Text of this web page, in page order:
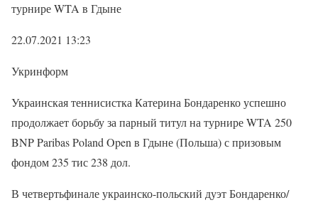
турнире WTA в Гдыне
22.07.2021 13:23
Укринформ
Украинская теннисистка Катерина Бондаренко успешно
продолжает борьбу за парный титул на турнире WTA 250
BNP Paribas Poland Open в Гдыне (Польша) с призовым
фондом 235 тис 238 дол.
В четвертьфинале украинско-польский дуэт Бондаренко/